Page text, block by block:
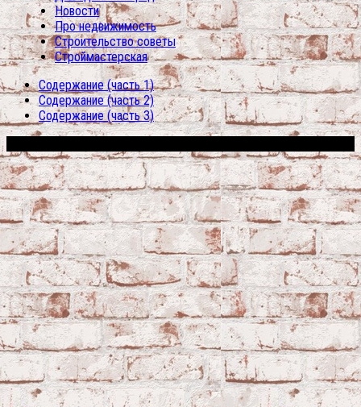
Новости
Про недвижимость
Строительство советы
Строймастерская
Содержание (часть 1)
Содержание (часть 2)
Содержание (часть 3)